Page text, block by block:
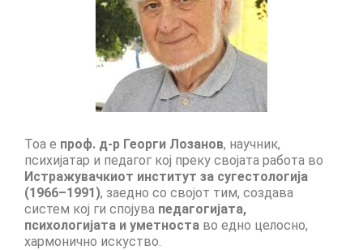
Greece Ioannina
Performing Arts Programme | Day 1 & 2
Performing Arts Programme | Day 3 &
4, and 5
Design & Architecture Programme | Day
1 & 2
Design & Architecture Programme | Day
3 & 4
Тоа е проф. д-р Георги Лозанов, научник,
психијатар и педагог кој преку својата работа во
Истражувачкиот институт за сугестологија
(1966–1991), заедно со својот тим, создава
систем кој ги спојува педагогијата,
психологијата и уметноста во едно целосно,
хармонично искуство.